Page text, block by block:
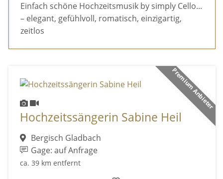
Einfach schöne Hochzeitsmusik by simply Cello...
– elegant, gefühlvoll, romatisch, einzigartig,
zeitlos
Premium Anbieter
Hochzeitssängerin Sabine Heil
Bergisch Gladbach
Gage: auf Anfrage
ca. 39 km entfernt